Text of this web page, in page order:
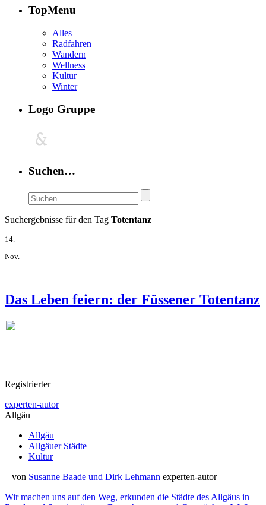
TopMenu
Alles
Radfahren
Wandern
Wellness
Kultur
Winter
Logo Gruppe
Suchen…
Suchergebnisse für den Tag Totentanz
14.
Nov.
Das Leben feiern: der Füssener Totentanz
Registrierter
experten-autor
Allgäu –
Allgäu
Allgäuer Städte
Kultur
– von Susanne Baade und Dirk Lehmann experten-autor
Wir machen uns auf den Weg, erkunden die Städte des Allgäus in